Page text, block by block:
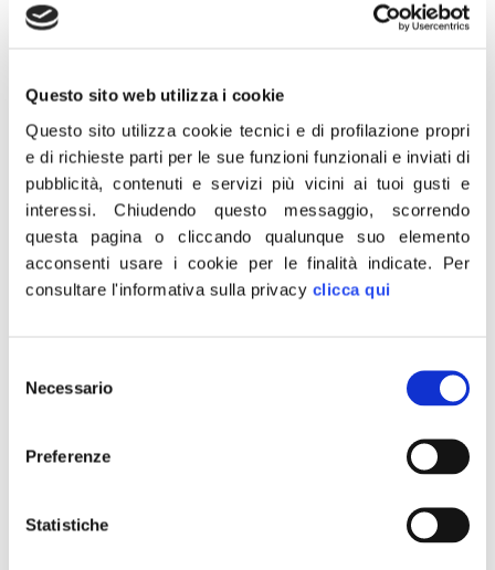
Questo sito web utilizza i cookie
Questo sito utilizza cookie tecnici e di profilazione propri
e di richieste parti per le sue funzioni funzionali e inviati di
pubblicità, contenuti e servizi più vicini ai tuoi gusti e
interessi.Chiudendo questo messaggio, scorrendo
questa pagina o cliccando qualunque suo elemento
acconsenti usare i cookie per le finalità indicate. Per
consultare l'informativa sulla privacy clicca qui
delNecessario
Preferenze
Statistiche
d’Italia, Giorgia Meloni, annunciando
incontrare il leader del PiS (Diritto e
Giustizia).
«Fratelli d’Italia ha aderito al gruppo
dei conservatori, la famiglia europea
che può costruire un’alleanza che va
dal Ppe, che con Orban e Kurz
destra, fino ai populisti di Salvini e Le
Pen. Il gruppo unico chiesto da
Salvini a Kaczyński? Mi pare che
non ci sia la disponibilità dei
conservatori. Parliamo di una